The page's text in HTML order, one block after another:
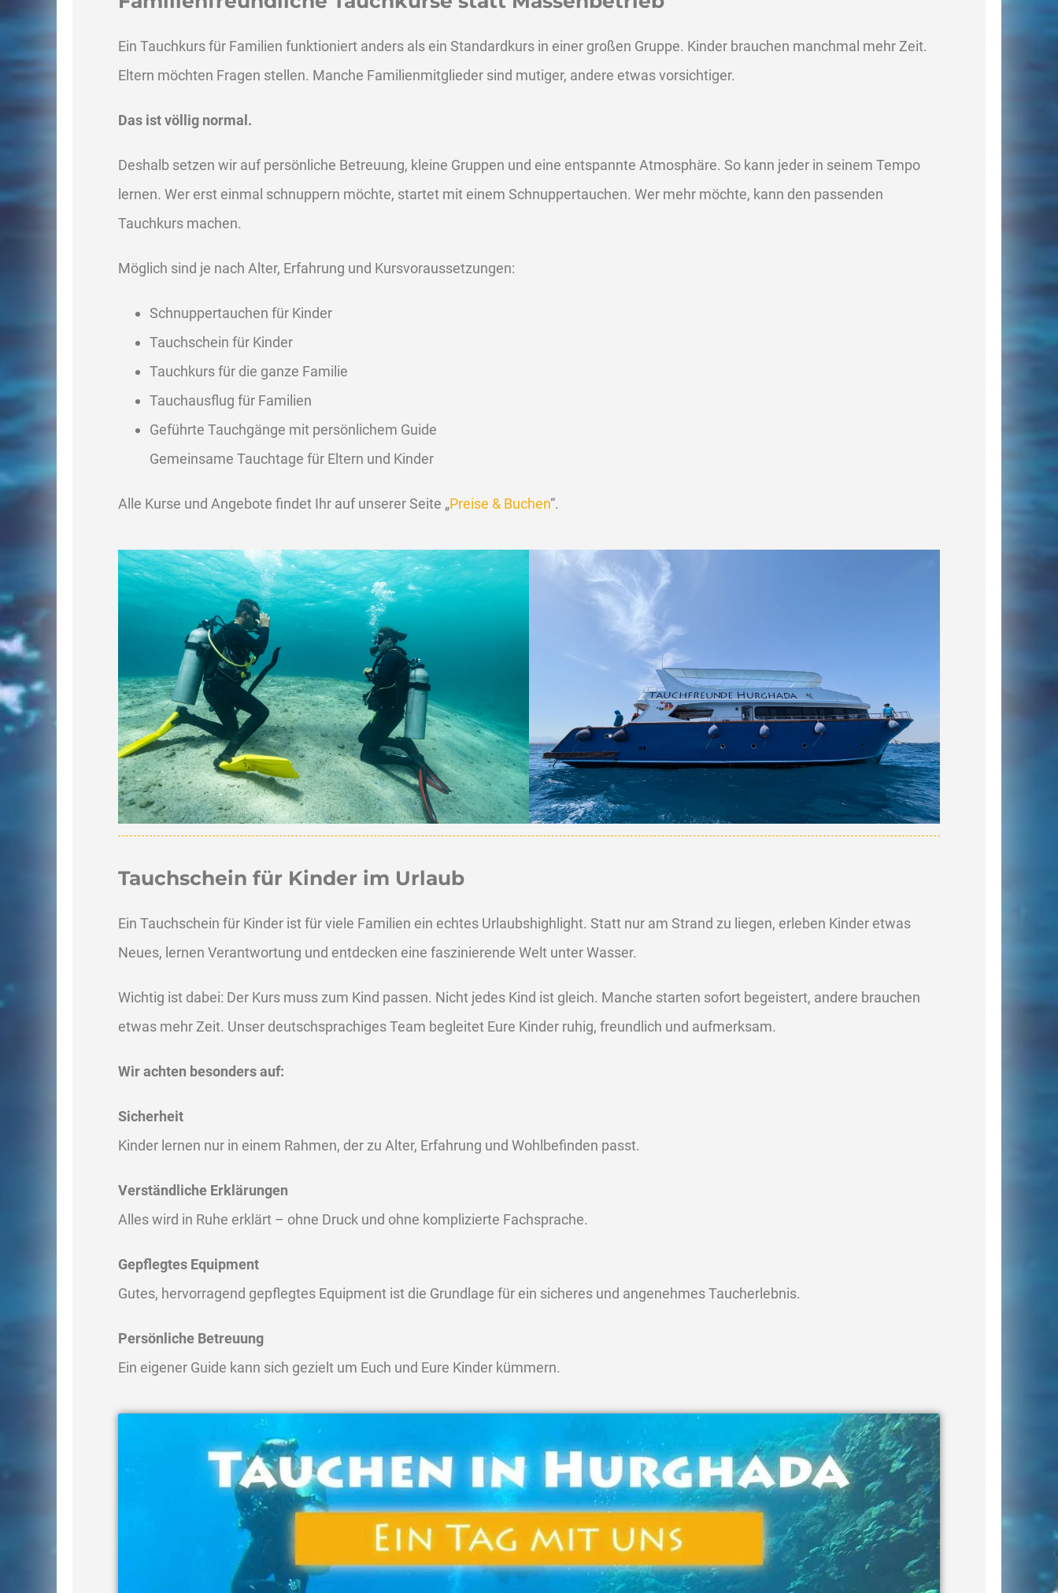
Ein Tauchkurs für Familien funktioniert anders als ein Standardkurs in einer großen Gruppe. Kinder brauchen manchmal mehr Zeit.
Eltern möchten Fragen stellen. Manche Familienmitglieder sind mutiger, andere etwas vorsichtiger.
Das ist völlig normal.
Deshalb setzen wir auf persönliche Betreuung, kleine Gruppen und eine entspannte Atmosphäre. So kann jeder in seinem Tempo
lernen. Wer erst einmal schnuppern möchte, startet mit einem Schnuppertauchen. Wer mehr möchte, kann den passenden
Tauchkurs machen.
Möglich sind je nach Alter, Erfahrung und Kursvoraussetzungen:
Schnuppertauchen für Kinder
Tauchschein für Kinder
Tauchkurs für die ganze Familie
Tauchausflug für Familien
Geführte Tauchgänge mit persönlichem Guide
Gemeinsame Tauchtage für Eltern und Kinder
Alle Kurse und Angebote findet Ihr auf unserer Seite „Preise & Buchen“.
Tauchschein für Kinder im Urlaub
Ein Tauchschein für Kinder ist für viele Familien ein echtes Urlaubshighlight. Statt nur am Strand zu liegen, erleben Kinder etwas
Neues, lernen Verantwortung und entdecken eine faszinierende Welt unter Wasser.
Wichtig ist dabei: Der Kurs muss zum Kind passen. Nicht jedes Kind ist gleich. Manche starten sofort begeistert, andere brauchen
etwas mehr Zeit. Unser deutschsprachiges Team begleitet Eure Kinder ruhig, freundlich und aufmerksam.
Wir achten besonders auf:
Sicherheit
Kinder lernen nur in einem Rahmen, der zu Alter, Erfahrung und Wohlbefinden passt.
Verständliche Erklärungen
Alles wird in Ruhe erklärt – ohne Druck und ohne komplizierte Fachsprache.
Gepflegtes Equipment
Gutes, hervorragend gepflegtes Equipment ist die Grundlage für ein sicheres und angenehmes Taucherlebnis.
Persönliche Betreuung
Ein eigener Guide kann sich gezielt um Euch und Eure Kinder kümmern.